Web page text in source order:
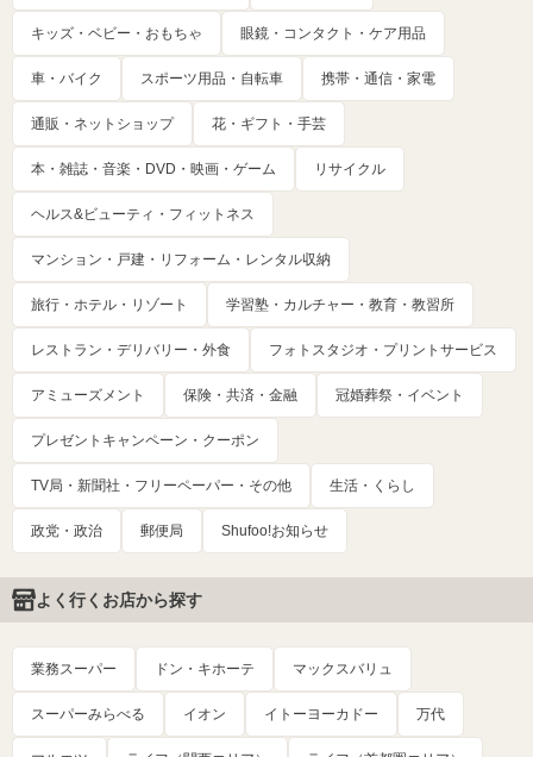
キッズ・ベビー・おもちゃ 眼鏡・コンタクト・ケア用品
車・バイク スポーツ用品・自転車 携帯・通信・家電
通販・ネットショップ 花・ギフト・手芸
本・雑誌・音楽・DVD・映画・ゲーム リサイクル
ヘルス&ビューティ・フィットネス
マンション・戸建・リフォーム・レンタル収納
旅行・ホテル・リゾート 学習塾・カルチャー・教育・教習所
レストラン・デリバリー・外食 フォトスタジオ・プリントサービス
アミューズメント 保険・共済・金融 冠婚葬祭・イベント
プレゼントキャンペーン・クーポン
TV局・新聞社・フリーペーパー・その他 生活・くらし
政党・政治 郵便局 Shufoo!お知らせ
よく行くお店から探す
業務スーパー ドン・キホーテ マックスバリュ
スーパーみらべる イオン イトーヨーカドー 万代